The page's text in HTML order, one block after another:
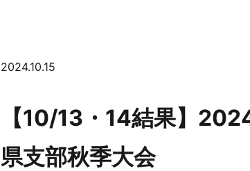
2024.10.15
【10/13・14結果】
県支部秋季大会